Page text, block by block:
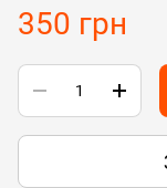
350 грн